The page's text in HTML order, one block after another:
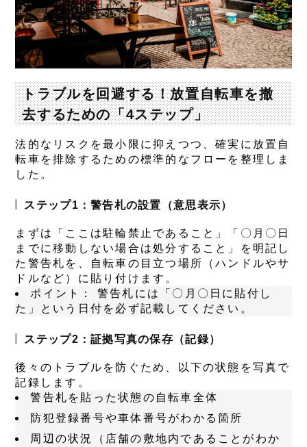
トラブルを回避する！放置自転車を撤
去するための「4ステップ」
法的なリスクを最小限に抑えつつ、確実に放置自
転車を排除するための標準的なフローを整理しま
した。
ステップ1：警告札の設置（意思表示）
まずは「ここは駐輪禁止であること」「〇月〇日
までに移動しない場合は処分すること」を明記し
た警告札を、自転車の目立つ場所（ハンドルやサ
ドルなど）に貼り付けます。
ポイント：
警告札には「〇月〇日に貼付し
た」という日付を必ず記載してください。
ステップ2：証拠写真の保存（記録）
後々のトラブルを防ぐため、以下の状態を写真で
記録します。
警告札を貼った状態の自転車全体
防犯登録番号や車体番号がわかる箇所
周辺の状況（店舗の敷地内であることがわか